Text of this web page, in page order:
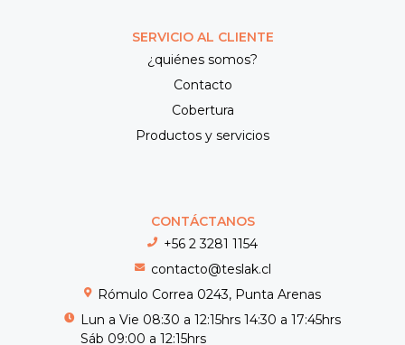
SERVICIO AL CLIENTE
¿quiénes somos?
Contacto
Cobertura
Productos y servicios
CONTÁCTANOS
+56 2 3281 1154
contacto@teslak.cl
Rómulo Correa 0243, Punta Arenas
Lun a Vie 08:30 a 12:15hrs 14:30 a 17:45hrs
Sáb 09:00 a 12:15hrs